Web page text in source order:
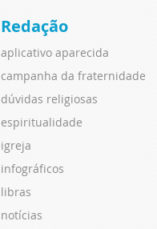
Redação
aplicativo aparecida
campanha da fraternidade
dúvidas religiosas
espiritualidade
igreja
infográficos
libras
notícias